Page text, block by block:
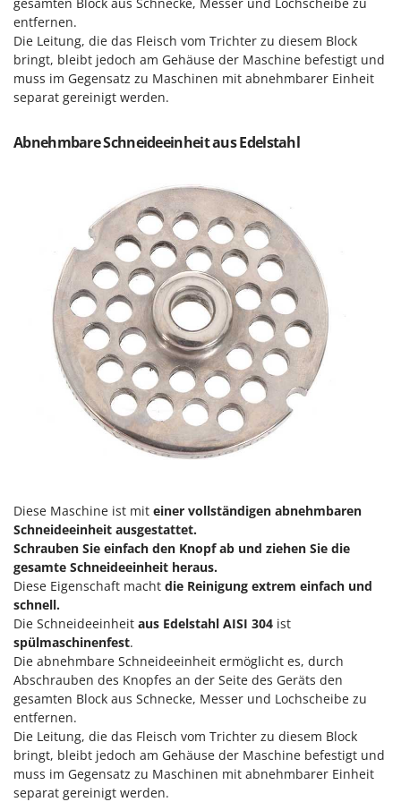
Mähroboter
Maisentkörnungsmaschinen
Manuelle Heckenscheren
Mehrzweck-Sauggeräte
Motorhacken - Gartenfräsen
Mulcher für Traktor
Notstromaggregat
Nudelmaschinen
Obstmühlen Obsthäcksler Obstmuser
Obstpressen
Olivenernter und Schüttler
Palettengabeln für Traktoren
Planierschilder für Traktoren
Plasmaschneider
Poolroboter
Pools
Poolstaubsauger
R
Rasenmäher
Rasensodenschneider
Rasentraktoren Aufsitzmäher
Rasentrimmer - Kantenschneider
Rasentrimmer - Motorsensen - Freischneider
Famag
Famur
FARMER
FBC
Ferroni
Fimar
FINI
Fiorentini
Fiskars
Flymo
Fontana Forni
Forest Master
Gardena
Garofalo
GeoTech
GeoTech Pro
Gierre
Ginko - MGM
Gipeco
Girmi
Goodyear
GRAEF
Gre
entfernen.
Die Leitung, die das Fleisch vom Trichter zu diesem Block
bringt, bleibt jedoch am Gehäuse der Maschine befestigt und
muss im Gegensatz zu Maschinen mit abnehmbarer Einheit
separat gereinigt werden.
Abnehmbare Schneideeinheit aus Edelstahl
Diese Maschine ist mit einer vollständigen abnehmbaren
Schneideeinheit ausgestattet.
Schrauben Sie einfach den Knopf ab und ziehen Sie die
gesamte Schneideeinheit heraus.
Diese Eigenschaft macht die Reinigung extrem einfach und
schnell.
Die Schneideeinheit aus Edelstahl AISI 304 ist
spülmaschinenfest.
Die abnehmbare Schneideeinheit ermöglicht es, durch
Abschrauben des Knopfes an der Seite des Geräts den
gesamten Block aus Schnecke, Messer und Lochscheibe zu
entfernen.
Die Leitung, die das Fleisch vom Trichter zu diesem Block
bringt, bleibt jedoch am Gehäuse der Maschine befestigt und
muss im Gegensatz zu Maschinen mit abnehmbarer Einheit
separat gereinigt werden.